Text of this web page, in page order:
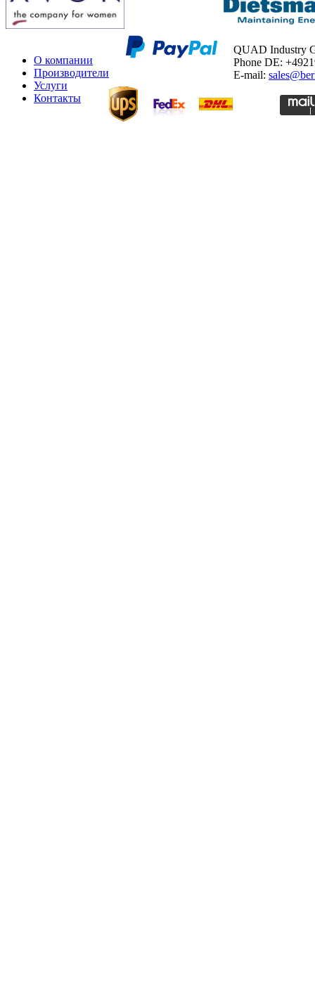
О компании
Производители
Услуги
Контакты
QUAD Industry
Phone DE:
E-mail: